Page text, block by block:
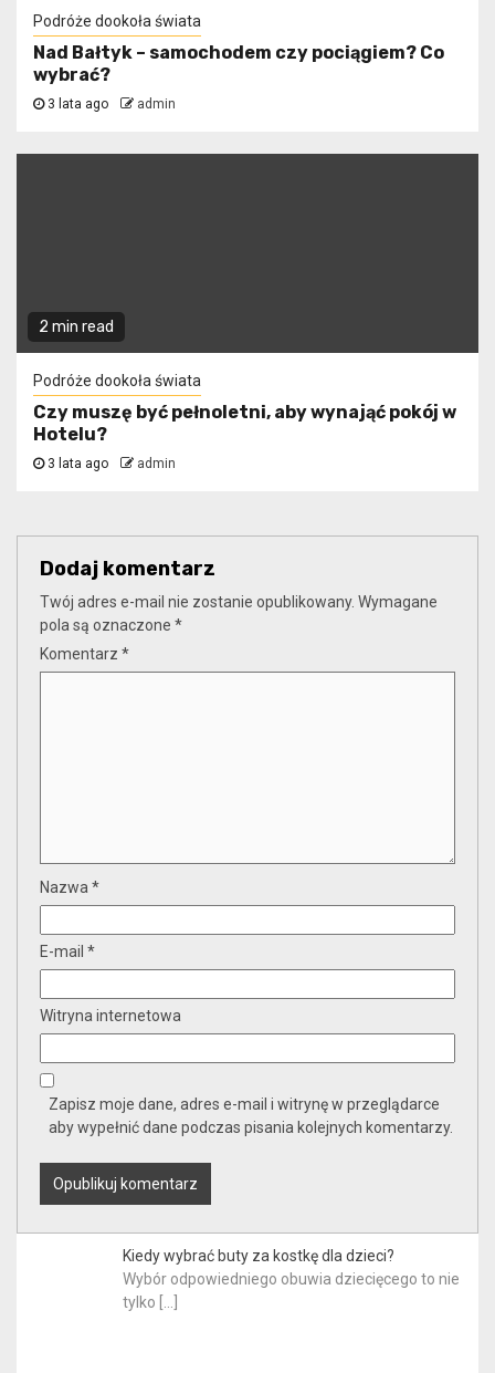
Podróże dookoła świata
Nad Bałtyk – samochodem czy pociągiem? Co
wybrać?
3 lata ago admin
2 min read
Podróże dookoła świata
Czy muszę być pełnoletni, aby wynająć pokój w
Hotelu?
3 lata ago admin
Dodaj komentarz
Twój adres e-mail nie zostanie opublikowany. Wymagane
pola są oznaczone *
Komentarz *
Nazwa *
E-mail *
Witryna internetowa
Zapisz moje dane, adres e-mail i witrynę w przeglądarce
aby wypełnić dane podczas pisania kolejnych komentarzy.
Kiedy wybrać buty za kostkę dla dzieci?
Wybór odpowiedniego obuwia dziecięcego to nie
tylko